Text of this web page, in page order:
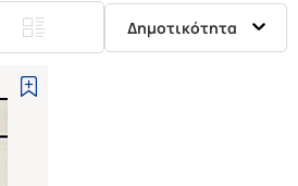
Δημοτικότητα